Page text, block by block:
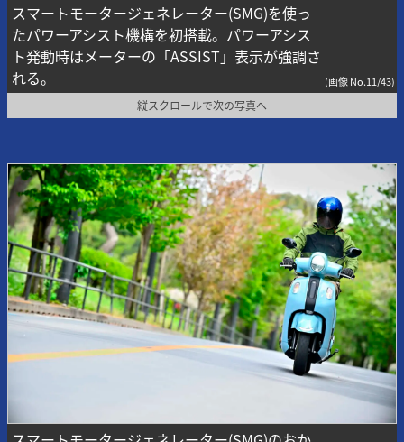
スマートモータージェネレーター(SMG)を使っ
たパワーアシスト機構を初搭載。パワーアシス
ト発動時はメーターの「ASSIST」表示が強調さ
れる。
(画像 No.11/43)
縦スクロールで次の写真へ